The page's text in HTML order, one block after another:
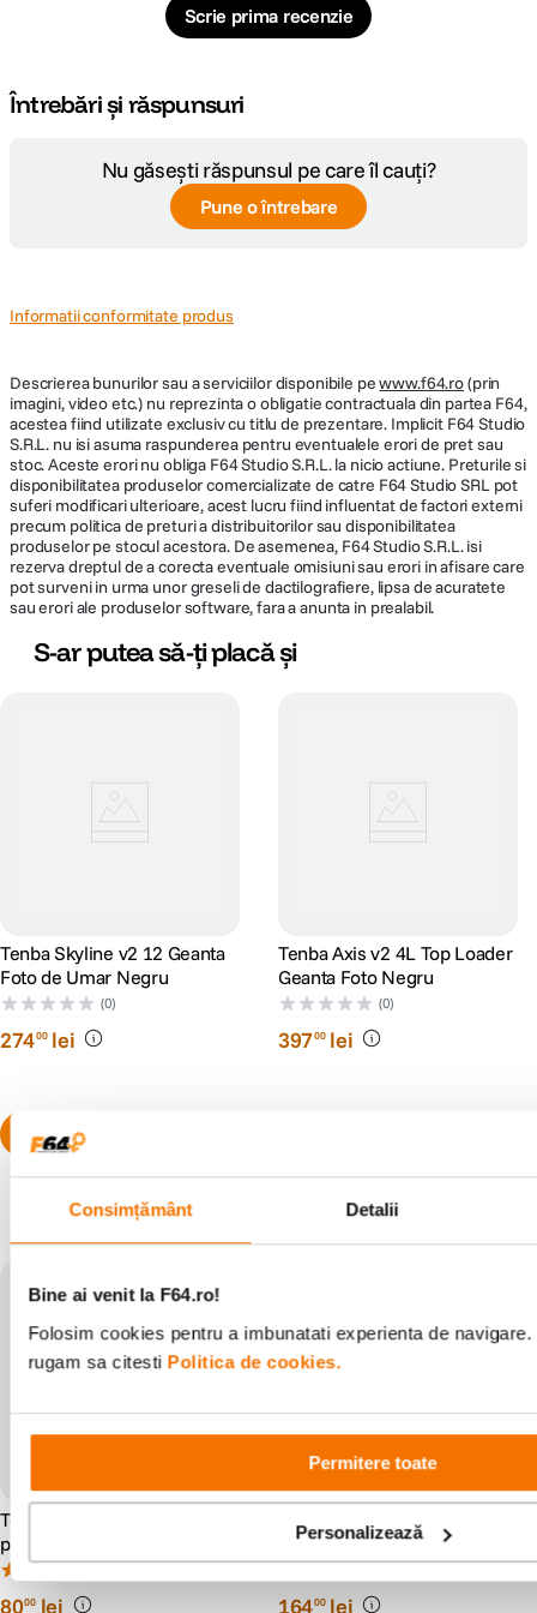
Consimțământ Detalii
Bine ai venit la F64.ro!
Folosim cookies pentru a imbunatati experienta de
rugam sa citesti Politica de cookies.
Permitere toate
Personalizează
Nespecificat
638-371
Scrie prima recenzie
Întrebări și răspunsuri
Nu găsești răspunsul pe care îl cauți?
Pune o întrebare
Informatii conformitate produs
Descrierea bunurilor sau a serviciilor disponibile pewww.f64.ro(prin
imagini, video etc.) nu reprezinta o obligatie contractuala din partea F64,
acestea fiind utilizate exclusiv cu titlu de prezentare. Implicit F64 Studio
S.R.L. nu isi asuma raspunderea pentru eventualele erori de pret sau
stoc. Aceste erori nu obliga F64 Studio S.R.L. la nicio actiune. Preturile si
disponibilitatea produselor comercializate de catre F64 Studio SRL pot
suferi modificari ulterioare, acest lucru fiind influentat de factori externi
precum politica de preturi a distribuitorilor sau disponibilitatea
produselor pe stocul acestora. De asemenea, F64 Studio S.R.L. isi
rezerva dreptul de a corecta eventuale omisiuni sau erori in afisare care
pot surveni in urma unor greseli de dactilografiere, lipsa de acuratete
sau erori ale produselor software, fara a anunta in prealabil.
S-ar putea să-ți placă și
Tenba Skyline v2 12 Geanta
Foto de Umar Negru
(0)
27400 lei
Tenba Axis v2 4L Top Loader
Geanta Foto Negru
(0)
39700 lei
Populare în aceeași categorie
Tenba Tools 16" - Husa
protectie, Negru
8000 lei
Tenba BYOB 7 Husa
Interioara Albastra
16400 lei